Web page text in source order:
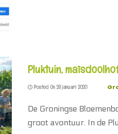
Pluktuin,
Posted On 23 januari 2020
De Groningse
groot avontuur. In de